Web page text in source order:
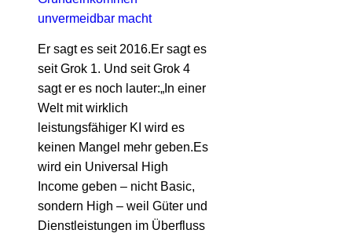
Er sagt es seit 2016.Er sagt es
seit Grok 1. Und seit Grok 4
sagt er es noch lauter:„In einer
Welt mit wirklich
leistungsfähiger KI wird es
keinen Mangel mehr geben.Es
wird ein Universal High
Income geben – nicht Basic,
sondern High – weil Güter und
Dienstleistungen im Überfluss